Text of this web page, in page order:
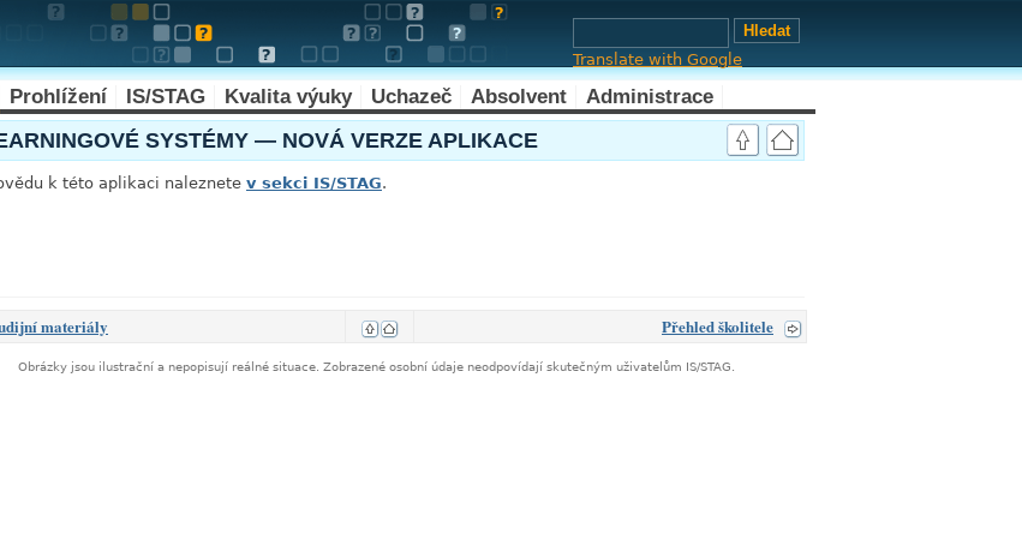
Translate with Google
Prohlížení IS/STAG Kvalita výuky Uchazeč Absolvent Administrace
link
SYSTÉMY — NOVÁ VERZE APLIKACE
k této aplikaci naleznete v sekci IS/STAG.
materiály Přehled školitele
Obrázky jsou ilustrační a nepopisují reálné situace. Zobrazené osobní údaje neodpovídají skutečným uživatelům IS/STAG.